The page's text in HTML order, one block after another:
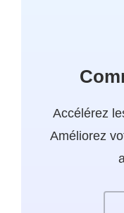
Accélérez
Améliorez